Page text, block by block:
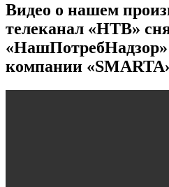
Видео о нашем
телеканал «НТВ»
«НашПотребНадзор»
компании